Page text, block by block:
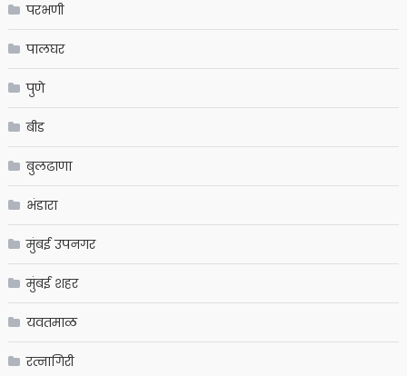
परभणी
पालघर
पुणे
बीड
बुलढाणा
भंडारा
मुंबई उपनगर
मुंबई शहर
यवतमाळ
रत्नागिरी